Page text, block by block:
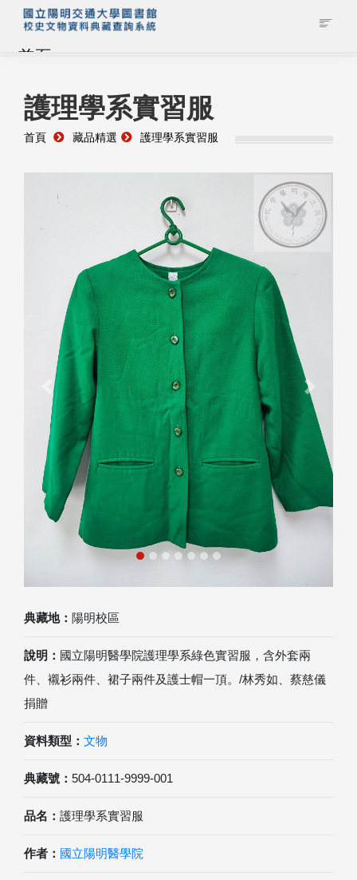
首頁
藏品查詢
校史館簡介
藏品清單全覽
資料調閱申請
管理者登入
護理學系實習服
首頁 藏品精選 護理學系實習服
典藏地： 陽明校區
說明： 國立陽明醫學院護理學系綠色實習服，含外套兩
件、襯衫兩件、裙子兩件及護士帽一頂。/林秀如、蔡慈儀
捐贈
資料類型： 文物
典藏號： 504-0111-9999-001
品名： 護理學系實習服
作者： 國立陽明醫學院
Previous Next